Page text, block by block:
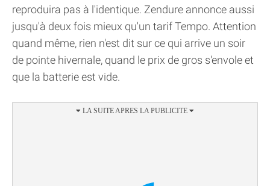
reproduira pas à l'identique. Zendure annonce aussi
jusqu'à deux fois mieux qu'un tarif Tempo. Attention
quand même, rien n'est dit sur ce qui arrive un soir
de pointe hivernale, quand le prix de gros s'envole et
que la batterie est vide.